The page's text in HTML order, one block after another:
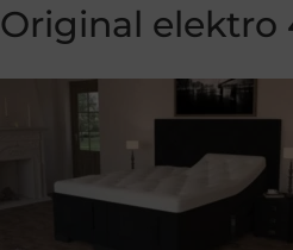
Original elektro